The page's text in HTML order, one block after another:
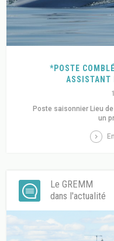
*POSTE
ASSISTANT
Poste saisonnier Lieu
un
Le GREMM
dans l'actualité